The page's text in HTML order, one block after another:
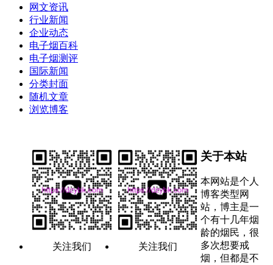
网文资讯
行业新闻
企业动态
电子烟百科
电子烟测评
国际新闻
分类封面
随机文章
浏览博客
关注我们 关注我们
关于本站
本网站是个人
博客类型网
站，博主是一
个有十几年烟
龄的烟民，很
多次想要戒
烟，但都是不